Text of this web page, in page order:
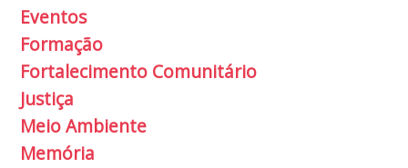
Eventos
Formação
Fortalecimento Comunitário
Justiça
Meio Ambiente
Memória